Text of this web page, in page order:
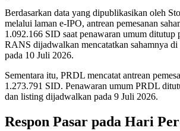
Berdasarkan data yang dipublikasikan oleh
melalui laman e-IPO, antrean pemesanan
1.092.166 SID saat penawaran umum ditutup
RANS dijadwalkan mencatatkan sahamnya
pada 10 Juli 2026.
Sementara itu, PRDL mencatat antrean
1.273.791 SID. Penawaran umum PRDL
dan listing dijadwalkan pada 9 Juli 2026.
Respon Pasar pada Hari